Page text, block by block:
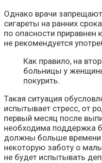
Однако врачи
сигареты на ранних
по опасности
не рекомендуется
Как правило, на
больницы у
покурить.
Такая ситуация
испытывает стресс, от
первый месяц после
необходима поддержка
должны больше времени
некоторую заботу о
не будет испытывать